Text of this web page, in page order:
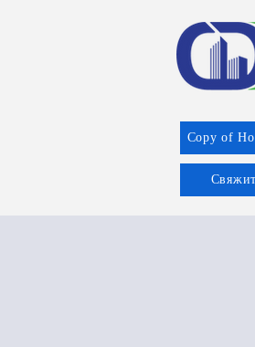
Copy of